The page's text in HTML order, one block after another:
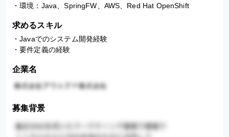
・環境：Java、SpringFW、AWS、Red Hat OpenShift
求めるスキル
・Javaでのシステム開発経験
・要件定義の経験
企業名
募集背景